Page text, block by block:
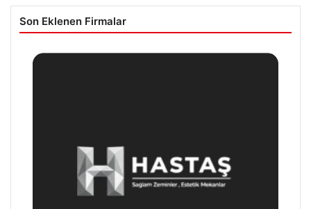
Son Eklenen Firmalar